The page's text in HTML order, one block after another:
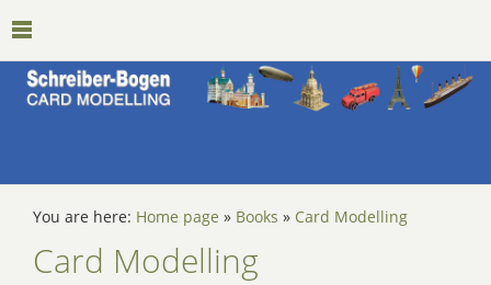
You are here: Home page » Books » Card Modelling
Card Modelling